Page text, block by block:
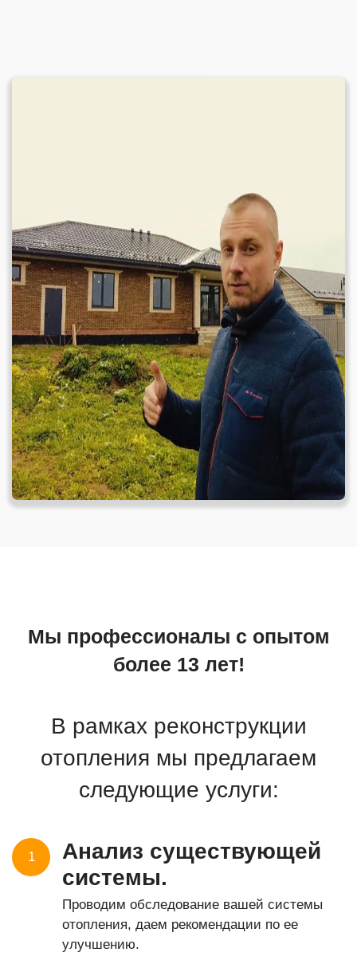
Мы профессионалы с опытом
более 13 лет!
В рамках реконструкции
отопления мы предлагаем
следующие услуги:
1
Анализ существующей
системы.
Проводим обследование вашей системы
отопления, даем рекомендации по ее
улучшению.